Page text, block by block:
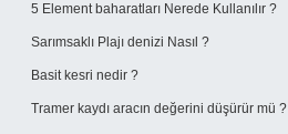
5 Element baharatları Nerede Kullanılır ?
Sarımsaklı Plajı denizi Nasıl ?
Basit kesri nedir ?
Tramer kaydı aracın değerini düşürür mü ?